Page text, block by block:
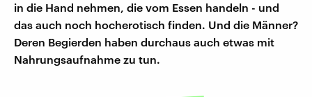
in die Hand nehmen, die vom Essen handeln - und
das auch noch hocherotisch finden. Und die Männer?
Deren Begierden haben durchaus auch etwas mit
Nahrungsaufnahme zu tun.